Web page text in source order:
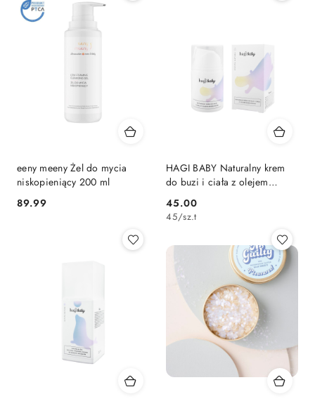
eeny meeny Żel do mycia
niskopieniący 200 ml
Cena:
89.99
HAGI BABY Naturalny krem
do buzi i ciała z olejem
morelowym 50 ml
Cena:
45.00
45/sz.t